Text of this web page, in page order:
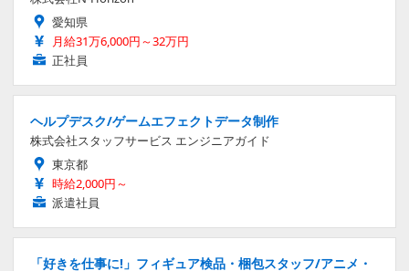
愛知県
月給31万6,000円～32万円
正社員
ヘルプデスク/ゲームエフェクトデータ制作
株式会社スタッフサービス エンジニアガイド
東京都
時給2,000円～
派遣社員
「好きを仕事に!」フィギュア検品・梱包スタッフ/アニメ・